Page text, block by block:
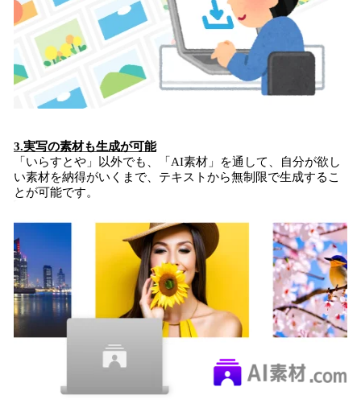
3.実写の素材も生成が可能
「いらすとや」以外でも、「AI素材」を通して、自分が欲し
い素材を納得がいくまで、テキストから無制限で生成するこ
とが可能です。